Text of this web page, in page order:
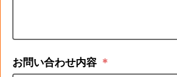
お問い合わせ内容 ＊